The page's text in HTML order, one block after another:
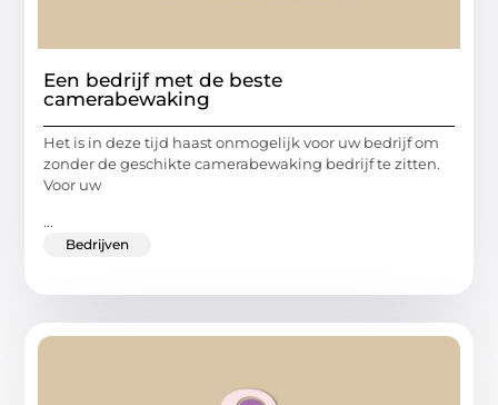
Een bedrijf met de beste
camerabewaking
Het is in deze tijd haast onmogelijk voor uw bedrijf om
zonder de geschikte camerabewaking bedrijf te zitten.
Voor uw
...
Bedrijven